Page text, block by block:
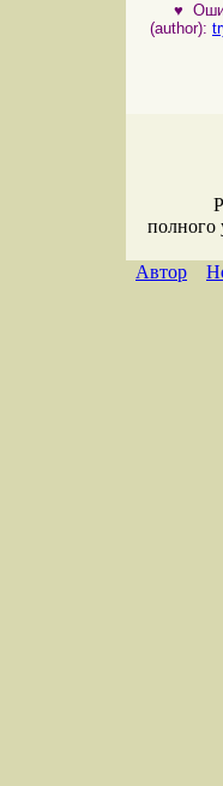
♥
(author):
полного
Автор